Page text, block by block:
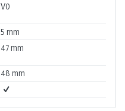
V0
5 mm
47 mm
48 mm